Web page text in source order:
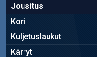
Jousitus
Kori
Kuljetuslaukut
Kärryt